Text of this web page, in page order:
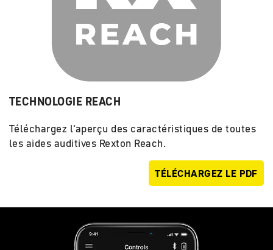
TECHNOLOGIE REACH
Téléchargez l'aperçu des caractéristiques de toutes
les aides auditives Rexton Reach.
TÉLÉCHARGEZ LE PDF